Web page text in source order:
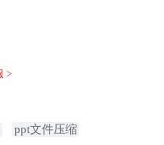
>
ppt文件压缩